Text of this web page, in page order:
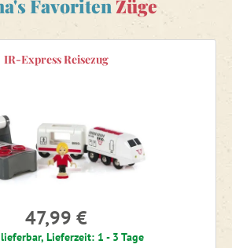
Favoriten Züge
IR-Express Reisezug
47,99 €
Lieferzeit: 1 - 3 Tage